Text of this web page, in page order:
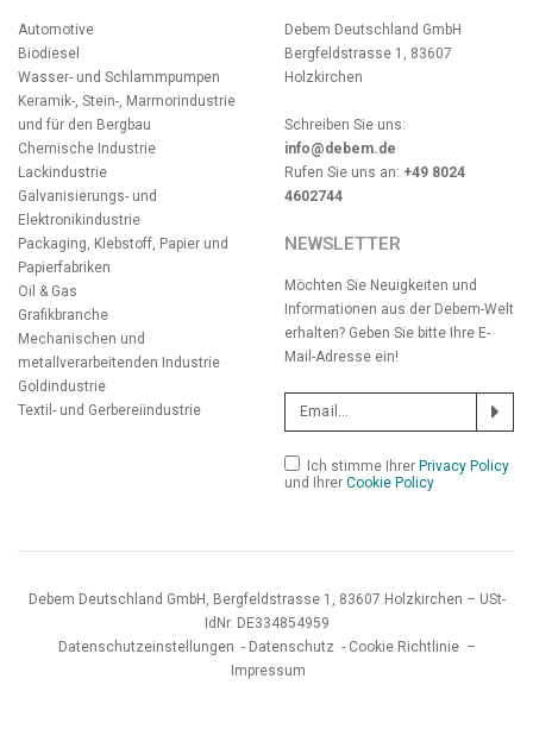
Automotive
Biodiesel
Wasser- und Schlammpumpen
Keramik-, Stein-, Marmorindustrie
und für den Bergbau
Chemische Industrie
Lackindustrie
Galvanisierungs- und
Elektronikindustrie
Packaging, Klebstoff, Papier und
Papierfabriken
Oil & Gas
Grafikbranche
Mechanischen und
metallverarbeitenden Industrie
Goldindustrie
Textil- und Gerbereiindustrie
Debem Deutschland GmbH
Bergfeldstrasse 1, 83607
Holzkirchen
Schreiben Sie uns:
info@debem.de
Rufen Sie uns an: +49 8024
4602744
NEWSLETTER
Möchten Sie Neuigkeiten und
Informationen aus der Debem-Welt
erhalten? Geben Sie bitte Ihre E-
Mail-Adresse ein!
Ich stimme Ihrer Privacy Policy
und Ihrer Cookie Policy
Debem Deutschland GmbH, Bergfeldstrasse 1, 83607 Holzkirchen – USt-
IdNr. DE334854959
Datenschutzeinstellungen - Datenschutz - Cookie Richtlinie –
Impressum